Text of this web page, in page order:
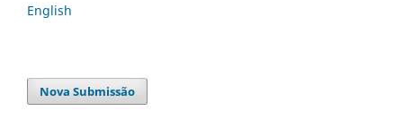
English
Nova Submissão